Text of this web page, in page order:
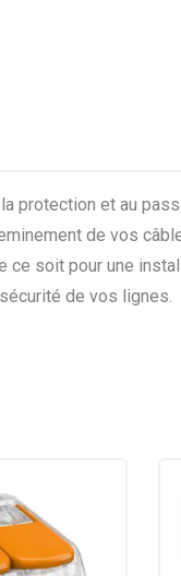
protection et au
de vos
soit pour une
de vos lignes.